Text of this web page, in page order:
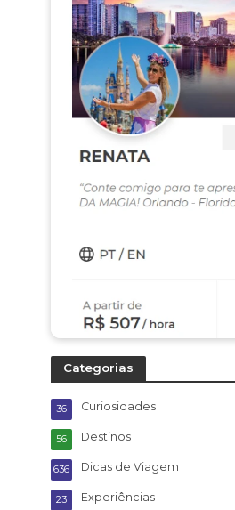
Categorias
Curiosidades
36
Destinos
56
Dicas de Viagem
636
Experiências
23